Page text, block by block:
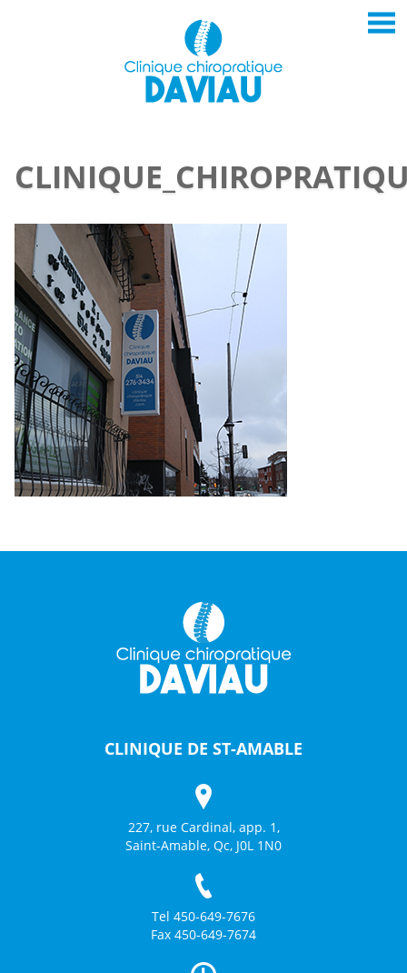
CLINIQUE DE ST-AMABLE
227, rue Cardinal, app. 1,
Saint-Amable, Qc, J0L 1N0
Tel 450-649-7676
Fax 450-649-7674